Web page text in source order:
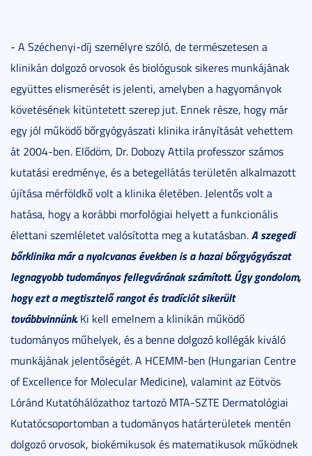
- A Széchenyi-díj személyre szóló, de természetesen a
klinikán dolgozó orvosok és biológusok sikeres munkájának
együttes elismerését is jelenti, amelyben a hagyományok
követésének kitüntetett szerep jut. Ennek része, hogy már
egy jól működő bőrgyógyászati klinika irányítását vehettem
át 2004-ben. Elődöm, Dr. Dobozy Attila professzor számos
kutatási eredménye, és a betegellátás területén alkalmazott
újítása mérföldkő volt a klinika életében. Jelentős volt a
hatása, hogy a korábbi morfológiai helyett a funkcionális
élettani szemléletet valósította meg a kutatásban.A szegedi
bőrklinika már a nyolcvanas években is a hazai bőrgyógyászat
legnagyobb tudományos fellegvárának számított. Úgy gondolom,
hogy ezt a megtisztelő rangot és tradíciót sikerült
továbbvinnünk.Ki kell emelnem a klinikán működő
tudományos műhelyek, és a benne dolgozó kollégák kiváló
munkájának jelentőségét. A HCEMM-ben (Hungarian Centre
of Excellence for Molecular Medicine), valamint az Eötvös
Lóránd Kutatóhálózathoz tartozó MTA-SZTE Dermatológiai
Kutatócsoportomban a tudományos határterületek mentén
dolgozó orvosok, biokémikusok és matematikusok működnek